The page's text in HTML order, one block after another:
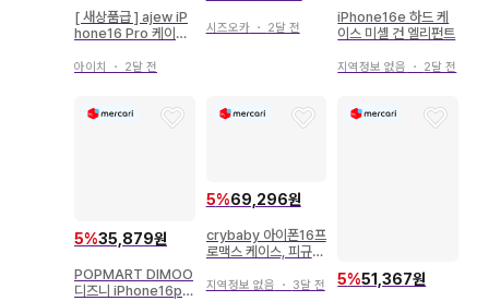
[ 새상품급 ] ajew iP
hone16 Pro 케이스
아이치 ・ 2달 전
시즈오카・ 2달 전
iPhone16e 하드 케
이스 미셸 건 엘리펀트
지역정보 없음 ・ 2달 전
5%35,879원
POPMART DIMOO
디즈니 iPhone16pr
5%69,296원
crybaby 아이폰16프
로맥스 케이스, 피규어
지역정보 없음 ・ 3달 전 5%51,367원